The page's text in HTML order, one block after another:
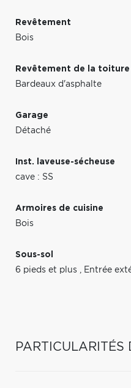
Revêtement
Bois
Revêtement de la toiture
Bardeaux d'asphalte
Garage
Détaché
Inst. laveuse-sécheuse
cave : SS
Armoires de cuisine
Bois
Sous-sol
6 pieds et plus , Entrée
PARTICULARITÉS